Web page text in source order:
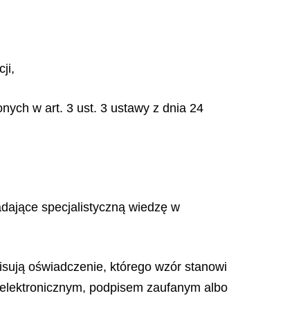
w art. 3 ust. 3 ustawy z dnia 24
specjalistyczną wiedzę w
oświadczenie, którego wzór stanowi
podpisem zaufanym albo